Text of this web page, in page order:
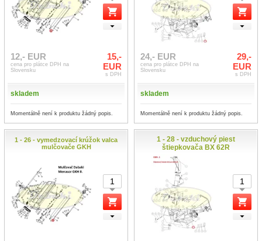
12,- EUR
cena pro plátce DPH na
Slovensku
15,-
EUR
s DPH
skladem
Momentálně není k produktu žádný popis.
24,- EUR
cena pro plátce DPH na
Slovensku
29,-
EUR
s DPH
skladem
Momentálně není k produktu žádný popis.
1 - 26 - vymedzovací krúžok valca
mulčovače GKH
1 - 28 - vzduchový piest
štiepkovača BX 62R